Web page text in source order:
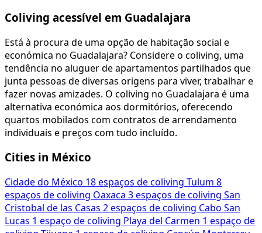
Coliving acessível em Guadalajara
Está à procura de uma opção de habitação social e
económica no Guadalajara? Considere o coliving, uma
tendência no aluguer de apartamentos partilhados que
junta pessoas de diversas origens para viver, trabalhar e
fazer novas amizades. O coliving no Guadalajara é uma
alternativa económica aos dormitórios, oferecendo
quartos mobilados com contratos de arrendamento
individuais e preços com tudo incluído.
Cities in México
Cidade do México 18 espaços de coliving Tulum 8
espaços de coliving Oaxaca 3 espaços de coliving San
Cristobal de las Casas 2 espaços de coliving Cabo San
Lucas 1 espaço de coliving Playa del Carmen 1 espaço de